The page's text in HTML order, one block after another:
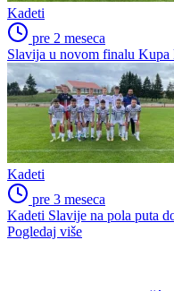
Kadeti
pre 2 meseca
Slavija u novom finalu Kupa
Kadeti
pre 3 meseca
Kadeti Slavije na pola puta
Pogledaj više